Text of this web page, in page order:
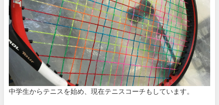
中学生からテニスを始め、現在テニスコーチもしています。